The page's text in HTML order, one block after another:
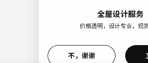
立即加入或登录全屋设计服务
价格透明，设计专业，现
不，谢谢